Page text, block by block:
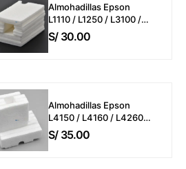
Only
Almohadillas Epson
L1110 / L1250 / L3100 /
L3110 / L3210 / L3150 /
L3250 / L3160 / L3260 /
S/30.00
Almohadillas Epson
L4150 / L4160 / L4260 /
L6161 / L6191 / L6270 /
L14150 / ET-M2170 / ET-
S/35.00